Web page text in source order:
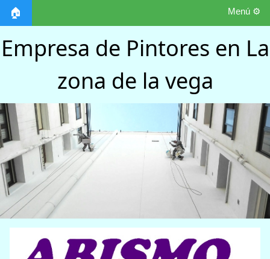
🏠 Menú ⚙️
Empresa de Pintores en La
zona de la vega